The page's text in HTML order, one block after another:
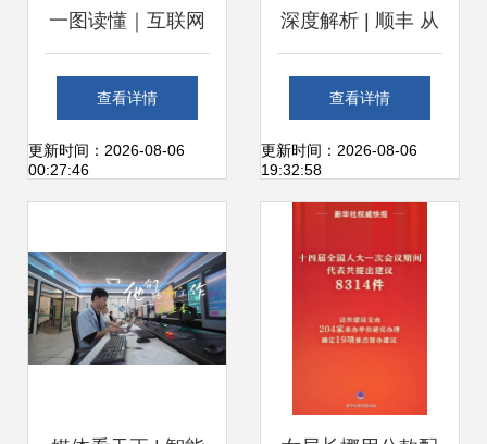
一图读懂｜互联网
时代开放教育走势
——以开放大学为
查看详情
更新时间：2026-08-06
00:27:46
深度解析 | 顺丰 从
快递迈向综合物流
服务商的征程
查看详情
更新时间：2026-08-06
19:32:58